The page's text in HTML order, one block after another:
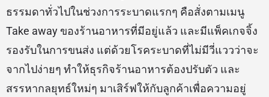
ธรรมดาทั่วไปในช่วงการระบาดแรกๆ คือสั่งตามเมนู
Take away ของร้านอาหารที่มีอยู่แล้ว และมีแพ็คเกจจิ้ง
รองรับในการขนส่ง แต่ด้วยโรคระบาดที่ไม่มีวี่แววว่าจะ
จากไปง่ายๆ ทำให้ธุรกิจร้านอาหารต้องปรับตัว และ
สรรหากลยุทธ์ใหม่ๆ มาเสิร์ฟให้กับลูกค้าเพื่อความอยู่